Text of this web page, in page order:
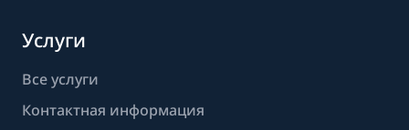
Услуги
Все услуги
Контактная информация